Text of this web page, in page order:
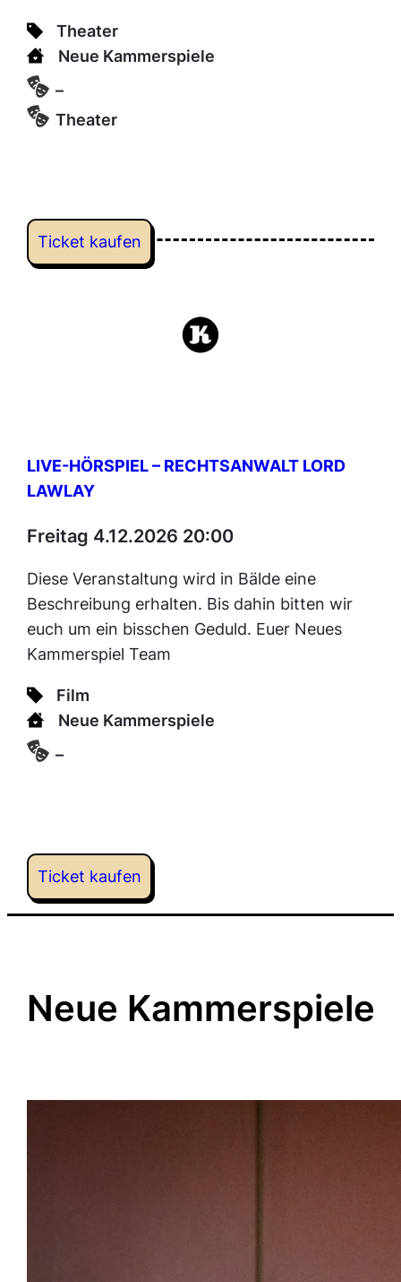
Theater
Neue Kammerspiele
–
Theater
Ticket kaufen
LIVE-HÖRSPIEL – RECHTSANWALT LORD
LAWLAY
Freitag 4.12.2026 20:00
Diese Veranstaltung wird in Bälde eine
Beschreibung erhalten. Bis dahin bitten wir
euch um ein bisschen Geduld. Euer Neues
Kammerspiel Team
Film
Neue Kammerspiele
–
Ticket kaufen
Neue Kammerspiele